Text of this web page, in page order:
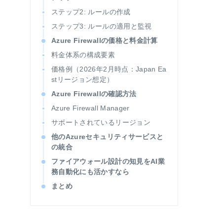
ステップ2: ルールの作成
ステップ3: ルールの適用と監視
Azure Firewallの価格と料金計算
料金体系の構成要素
価格例（2026年2月時点：Japan Ea
stリージョン想定）
Azure Firewallの確認方法
Azure Firewall Manager
サポートされているリージョン
他のAzureセキュリティサービスと
の統合
ファイアウォール設計の知見をAI業
務自動化にも活かすなら
まとめ